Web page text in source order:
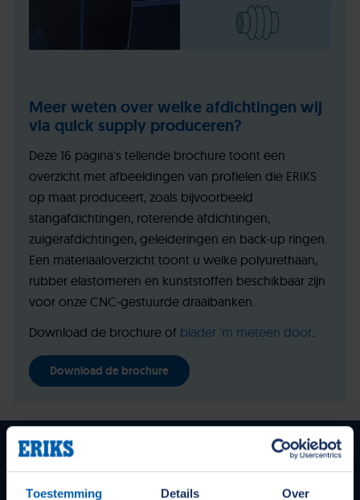
Toestemming Details Over
Meer weten over welke afdichtingen wij
via quick supply produceren?
Deze 16 pagina's tellende brochure toont een
overzicht met afbeeldingen van profielen die ERIKS
op maat produceert, zoals bijvoorbeeld
stangafdichtingen, roterende afdichtingen,
zuigerafdichtingen, geleideringen en back-up ringen.
Een materiaaloverzicht toont u welke polyurethaan,
rubber elastomeren en kunststoffen beschikbaar zijn
voor onze CNC-gestuurde draaibanken.
Download de brochure of blader 'm meteen door
Download de brochure
Onze services voor maatwerk
Het leveren van de juiste werktuigbouwkundige
componenten is maar één onderdeel van onze kracht. Het